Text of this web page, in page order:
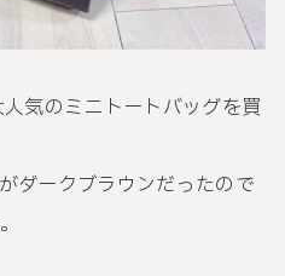
気のミニトートバッグを買
ダークブラウンだったので